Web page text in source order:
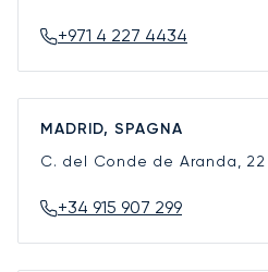
+971 4 227 4434
MADRID, SPAGNA
C. del Conde de Aranda, 22
+34 915 907 299